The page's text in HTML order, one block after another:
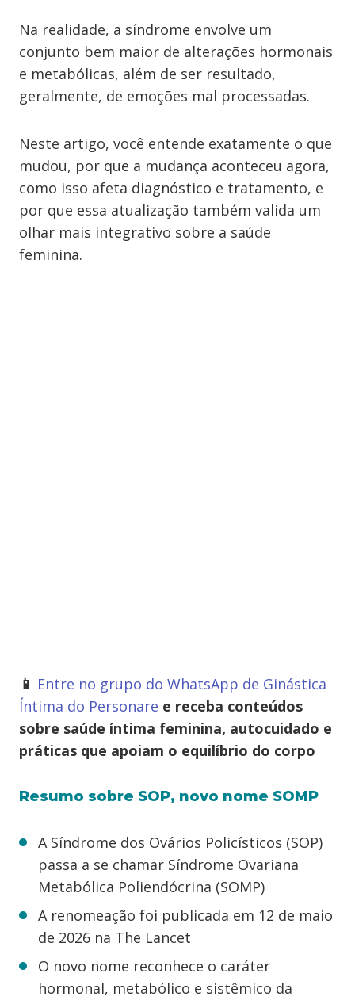
Na realidade, a síndrome envolve um
conjunto bem maior de alterações hormonais
e metabólicas, além de ser resultado,
geralmente, de emoções mal processadas.
Neste artigo, você entende exatamente o que
mudou, por que a mudança aconteceu agora,
como isso afeta diagnóstico e tratamento, e
por que essa atualização também valida um
olhar mais integrativo sobre a saúde
feminina.
📱 Entre no grupo do WhatsApp de Ginástica
Íntima do Personare e receba conteúdos
sobre saúde íntima feminina, autocuidado e
práticas que apoiam o equilíbrio do corpo
Resumo sobre SOP, novo nome SOMP
A Síndrome dos Ovários Policísticos (SOP)
passa a se chamar Síndrome Ovariana
Metabólica Poliendócrina (SOMP)
A renomeação foi publicada em 12 de maio
de 2026 na The Lancet
O novo nome reconhece o caráter
hormonal, metabólico e sistêmico da